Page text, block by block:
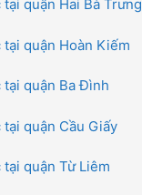
quận Hai Bà Trưng
quận Hoàn Kiếm
quận Ba Đình
quận Cầu Giấy
quận Từ Liêm